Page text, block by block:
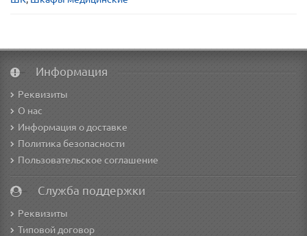
Информация
Реквизиты
О нас
Информация о доставке
Политика безопасности
Пользовательское соглашение
Служба поддержки
Реквизиты
Типовой договор